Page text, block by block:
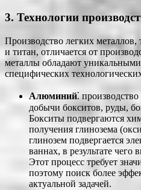
3. Технологии
Производство легких
и титан, отличается от
металлы обладают
специфических
Алюминий⁚
добычи бокситов, руды,
Бокситы подвергаются
получения глинозема
глинозем подвергается
ваннах, в результате
Этот процесс требует
поэтому поиск более
актуальной задачей.